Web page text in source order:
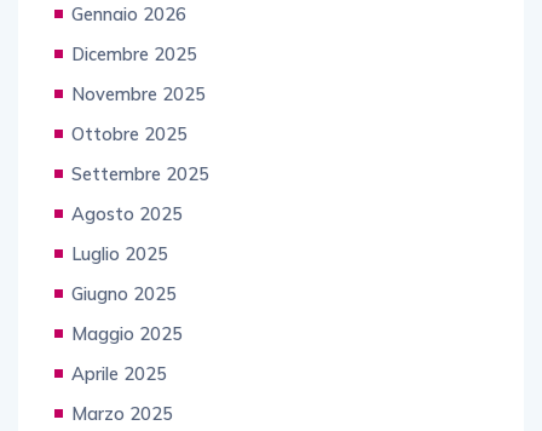
Gennaio 2026
Dicembre 2025
Novembre 2025
Ottobre 2025
Settembre 2025
Agosto 2025
Luglio 2025
Giugno 2025
Maggio 2025
Aprile 2025
Marzo 2025